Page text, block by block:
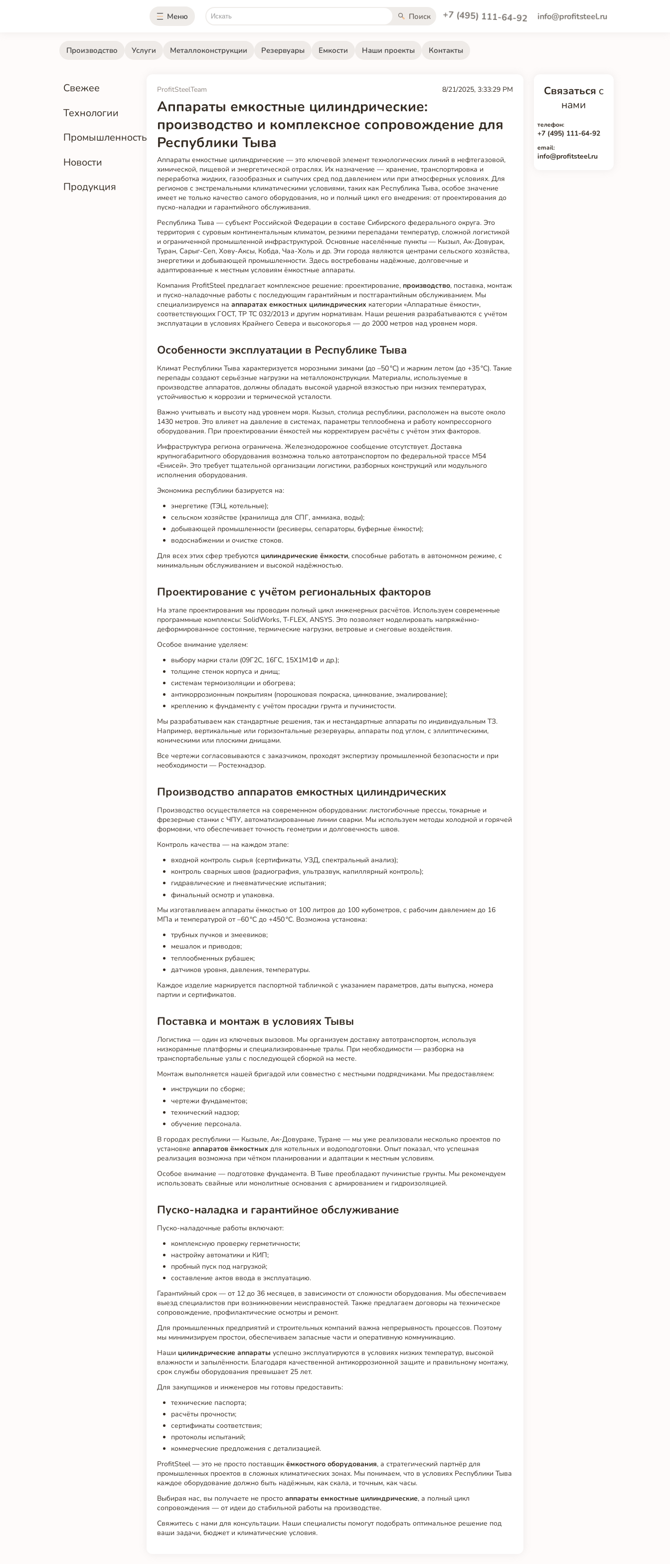
Меню Поиск +7 (495) 111-64-92 info@profitsteel.ru
Производство Услуги Металлоконструкции Резервуары Емкости Наши проекты Контакты
Свежее
Технологии
Промышленность
Новости
Продукция
ProfitSteelTeam 8/21/2025, 3:33:29 PM
Аппараты емкостные цилиндрические:
производство и комплексное сопровождение для
Республики Тыва
Аппараты емкостные цилиндрические — это ключевой элемент технологических линий в нефтегазовой,
химической, пищевой и энергетической отраслях. Их назначение — хранение, транспортировка и
переработка жидких, газообразных и сыпучих сред под давлением или при атмосферных условиях. Для
регионов с экстремальными климатическими условиями, таких как Республика Тыва, особое значение
имеет не только качество самого оборудования, но и полный цикл его внедрения: от проектирования до
пуско-наладки и гарантийного обслуживания.
Республика Тыва — субъект Российской Федерации в составе Сибирского федерального округа. Это
территория с суровым континентальным климатом, резкими перепадами температур, сложной логистикой
и ограниченной промышленной инфраструктурой. Основные населённые пункты — Кызыл, Ак-Довурак,
Туран, Сарыг-Сеп, Хову-Аксы, Кобда, Чаа-Холь и др. Эти города являются центрами сельского хозяйства,
энергетики и добывающей промышленности. Здесь востребованы надёжные, долговечные и
адаптированные к местным условиям ёмкостные аппараты.
Компания ProfitSteel предлагает комплексное решение: проектирование, производство, поставка, монтаж
и пуско-наладочные работы с последующим гарантийным и постгарантийным обслуживанием. Мы
специализируемся нааппаратах емкостных цилиндрических категории «Аппаратные ёмкости»,
соответствующих ГОСТ, ТР ТС 032/2013 и другим нормативам. Наши решения разрабатываются с учётом
эксплуатации в условиях Крайнего Севера и высокогорья — до 2000 метров над уровнем моря.
Особенности эксплуатации в Республике Тыва
Климат Республики Тыва характеризуется морозными зимами (до –50 °C) и жарким летом (до +35 °C). Такие
перепады создают серьёзные нагрузки на металлоконструкции. Материалы, используемые в
производстве аппаратов, должны обладать высокой ударной вязкостью при низких температурах,
устойчивостью к коррозии и термической усталости.
Важно учитывать и высоту над уровнем моря. Кызыл, столица республики, расположен на высоте около
1430 метров. Это влияет на давление в системах, параметры теплообмена и работу компрессорного
оборудования. При проектировании ёмкостей мы корректируем расчёты с учётом этих факторов.
Инфраструктура региона ограничена. Железнодорожное сообщение отсутствует. Доставка
крупногабаритного оборудования возможна только автотранспортом по федеральной трассе М54
«Енисей». Это требует тщательной организации логистики, разборных конструкций или модульного
исполнения оборудования.
Экономика республики базируется на:
энергетике (ТЭЦ, котельные);
сельском хозяйстве (хранилища для СПГ, аммиака, воды);
добывающей промышленности (ресиверы, сепараторы, буферные ёмкости);
водоснабжении и очистке стоков.
Для всех этих сфер требуются цилиндрические ёмкости, способные работать в автономном режиме, с
минимальным обслуживанием и высокой надёжностью.
Проектирование с учётом региональных факторов
На этапе проектирования мы проводим полный цикл инженерных расчётов. Используем современные
программные комплексы: SolidWorks, T-FLEX, ANSYS. Это позволяет моделировать напряжённо-
деформированное состояние, термические нагрузки, ветровые и снеговые воздействия.
Особое внимание уделяем:
выбору марки стали (09Г2С, 16ГС, 15Х1М1Ф и др.);
толщине стенок корпуса и днищ;
системам термоизоляции и обогрева;
антикоррозионным покрытиям (порошковая покраска, цинкование, эмалирование);
креплению к фундаменту с учётом просадки грунта и пучинистости.
Мы разрабатываем как стандартные решения, так и нестандартные аппараты по индивидуальным ТЗ.
Например, вертикальные или горизонтальные резервуары, аппараты под углом, с эллиптическими,
коническими или плоскими днищами.
Все чертежи согласовываются с заказчиком, проходят экспертизу промышленной безопасности и при
необходимости — Ростехнадзор.
Производство аппаратов емкостных цилиндрических
Производство осуществляется на современном оборудовании: листогибочные прессы, токарные и
фрезерные станки с ЧПУ, автоматизированные линии сварки. Мы используем методы холодной и горячей
формовки, что обеспечивает точность геометрии и долговечность швов.
Контроль качества — на каждом этапе:
входной контроль сырья (сертификаты, УЗД, спектральный анализ);
контроль сварных швов (радиография, ультразвук, капиллярный контроль);
гидравлические и пневматические испытания;
финальный осмотр и упаковка.
Мы изготавливаем аппараты ёмкостью от 100 литров до 100 кубометров, с рабочим давлением до 16
МПа и температурой от –60 °C до +450 °C. Возможна установка:
трубных пучков и змеевиков;
мешалок и приводов;
теплообменных рубашек;
датчиков уровня, давления, температуры.
Каждое изделие маркируется паспортной табличкой с указанием параметров, даты выпуска, номера
партии и сертификатов.
Поставка и монтаж в условиях Тывы
Логистика — один из ключевых вызовов. Мы организуем доставку автотранспортом, используя
низкорамные платформы и специализированные тралы. При необходимости — разборка на
транспортабельные узлы с последующей сборкой на месте.
Монтаж выполняется нашей бригадой или совместно с местными подрядчиками. Мы предоставляем:
инструкции по сборке;
чертежи фундаментов;
технический надзор;
обучение персонала.
В городах республики — Кызыле, Ак-Довураке, Туране — мы уже реализовали несколько проектов по
установкеаппаратов ёмкостных для котельных и водоподготовки. Опыт показал, что успешная
реализация возможна при чётком планировании и адаптации к местным условиям.
Особое внимание — подготовке фундамента. В Тыве преобладают пучинистые грунты. Мы рекомендуем
использовать свайные или монолитные основания с армированием и гидроизоляцией.
Пуско-наладка и гарантийное обслуживание
Пуско-наладочные работы включают:
комплексную проверку герметичности;
настройку автоматики и КИП;
пробный пуск под нагрузкой;
составление актов ввода в эксплуатацию.
Гарантийный срок — от 12 до 36 месяцев, в зависимости от сложности оборудования. Мы обеспечиваем
выезд специалистов при возникновении неисправностей. Также предлагаем договоры на техническое
сопровождение, профилактические осмотры и ремонт.
Для промышленных предприятий и строительных компаний важна непрерывность процессов. Поэтому
мы минимизируем простои, обеспечиваем запасные части и оперативную коммуникацию.
Наши цилиндрические аппараты успешно эксплуатируются в условиях низких температур, высокой
влажности и запылённости. Благодаря качественной антикоррозионной защите и правильному монтажу,
срок службы оборудования превышает 25 лет.
Для закупщиков и инженеров мы готовы предоставить:
технические паспорта;
расчёты прочности;
сертификаты соответствия;
протоколы испытаний;
коммерческие предложения с детализацией.
ProfitSteel — это не просто поставщикёмкостного оборудования, а стратегический партнёр для
промышленных проектов в сложных климатических зонах. Мы понимаем, что в условиях Республики Тыва
каждое оборудование должно быть надёжным, как скала, и точным, как часы.
Выбирая нас, вы получаете не простоаппараты емкостные цилиндрические, а полный цикл
сопровождения — от идеи до стабильной работы на производстве.
Свяжитесь с нами для консультации. Наши специалисты помогут подобрать оптимальное решение под
ваши задачи, бюджет и климатические условия.
Связаться с
нами
телефон:
+7 (495) 111-64-92
email:
info@profitsteel.ru